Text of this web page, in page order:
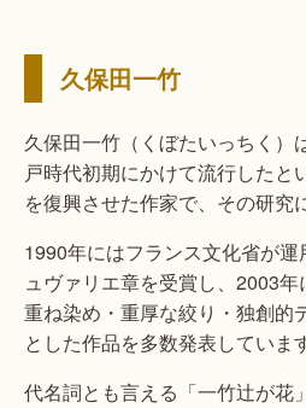
久保田一竹
久保田一竹（くぼたいっちく）
戸時代初期にかけて流行したと
を復興させた作家で、その研究
1990年にはフランス文化省が
ュヴァリエ章を受賞し、2003
重ね染め・重厚な絞り・独創的
とした作品を多数発表しています
代名詞とも言える「一竹辻が花